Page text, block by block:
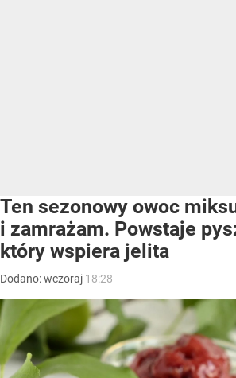
Ten sezonowy owoc
i zamrażam. Powstaje
który wspiera jelita
Dodano:wczoraj 18:28